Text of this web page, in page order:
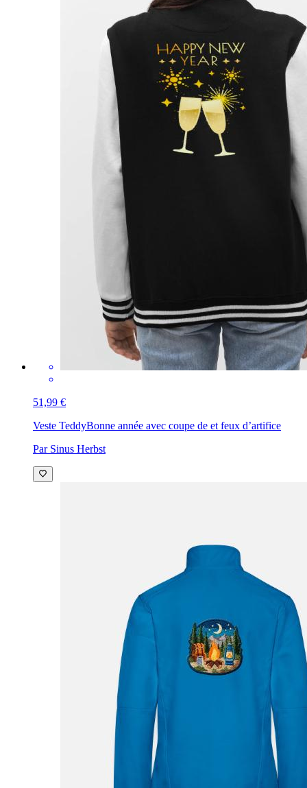
51,99 €
Veste TeddyBonne année avec coupe de et feux d’artifice
Par Sinus Herbst